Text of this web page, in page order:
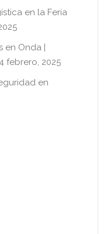
en la Feria
en Onda |
febrero, 2025
en